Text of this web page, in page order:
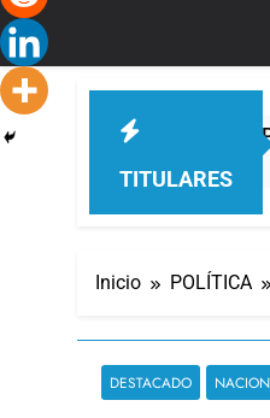
TITULARES
Ley de Propiedad
Inicio POLÍTICA
DESTACADO